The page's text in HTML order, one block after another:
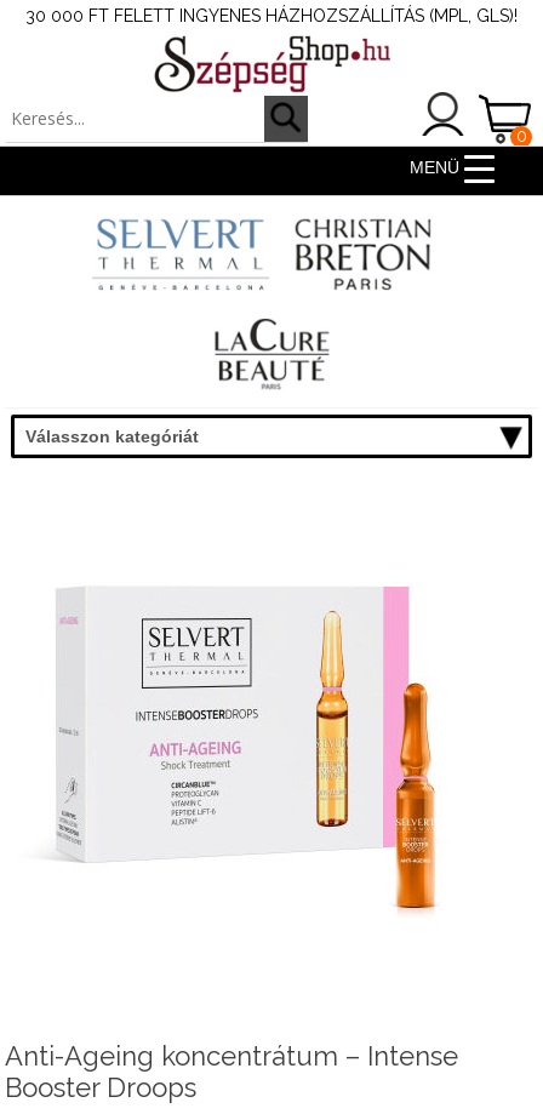
30 000 FT FELETT INGYENES HÁZHOZSZÁLLÍTÁS (MPL, GLS)!
0
MENÜ
Válasszon kategóriát
Anti-Ageing koncentrátum – Intense
Booster Droops